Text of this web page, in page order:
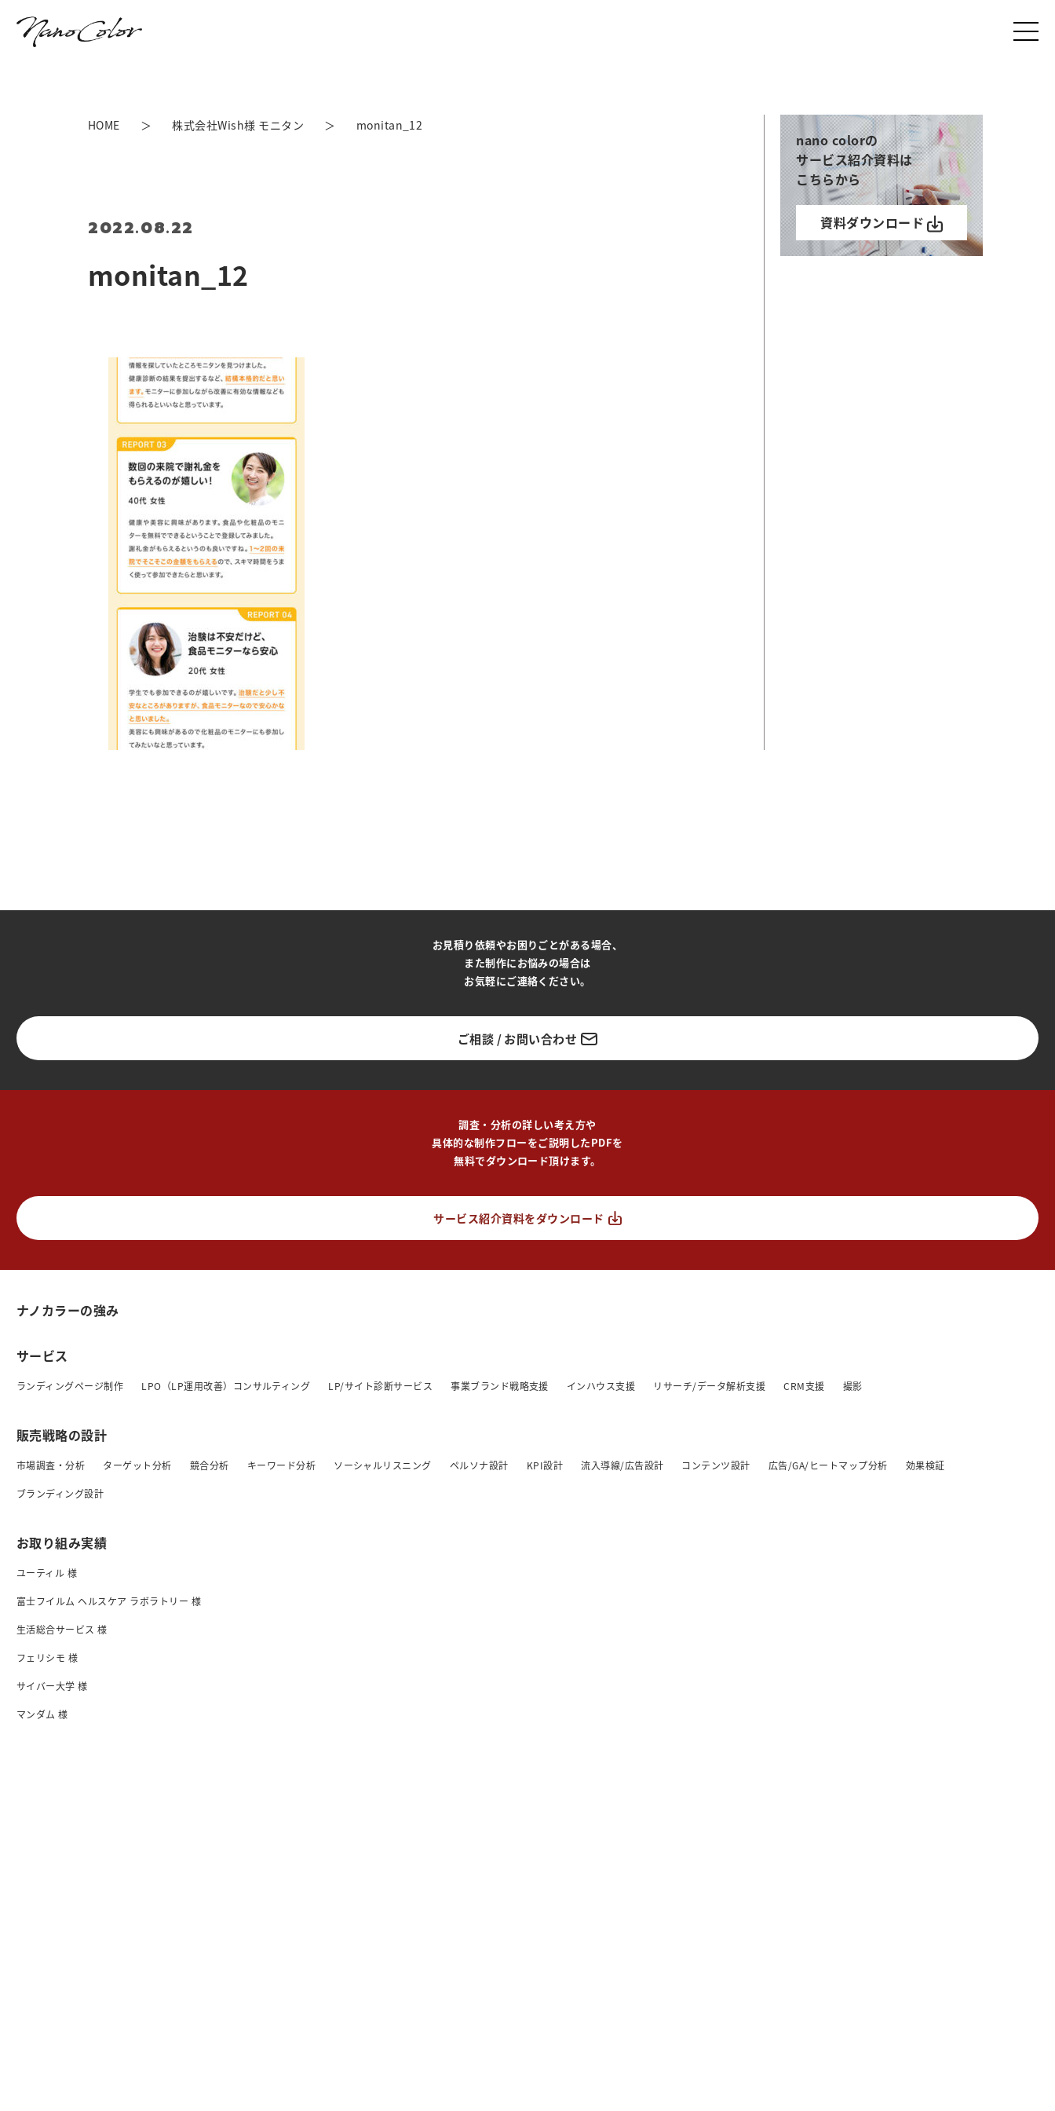
monitan_12
2022.08.22
HOME 株式会社Wish様 モニタン monitan_12
nano colorの
サービス紹介資料は
こちらから
資料ダウンロード
お見積り依頼やお困りごとがある場合、
また制作にお悩みの場合は
お気軽にご連絡ください。
ご相談 / お問い合わせ
調査・分析の詳しい考え方や
具体的な制作フローをご説明したPDFを
無料でダウンロード頂けます。
サービス紹介資料をダウンロード
ナノカラーの強み
サービス
ランディングページ制作 LPO（LP運用改善）コンサルティング LP/サイト診断サービス 事業ブランド戦略支援 インハウス支援 リサーチ/データ解析支援 CRM支援 撮影
販売戦略の設計
市場調査・分析 ターゲット分析 競合分析 キーワード分析 ソーシャルリスニング ペルソナ設計 KPI設計 流入導線/広告設計 コンテンツ設計 広告/GA/ヒートマップ分析 効果検証
ブランディング設計
お取り組み実績
ユーティル 様
富士フイルム ヘルスケア ラボラトリー 様
生活総合サービス 様
フェリシモ 様
サイバー大学 様
マンダム 様